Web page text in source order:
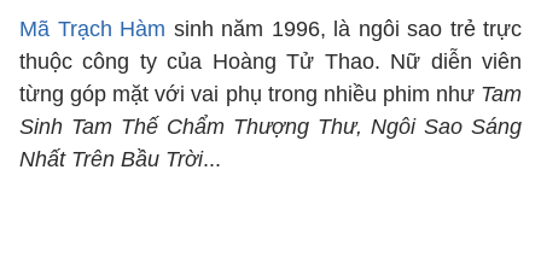
Mã Trạch Hàm sinh năm 1996, là ngôi sao trẻ trực
thuộc công ty của Hoàng Tử Thao. Nữ diễn viên
từng góp mặt với vai phụ trong nhiều phim như Tam
Sinh Tam Thế Chẩm Thượng Thư, Ngôi Sao Sáng
Nhất Trên Bầu Trời...